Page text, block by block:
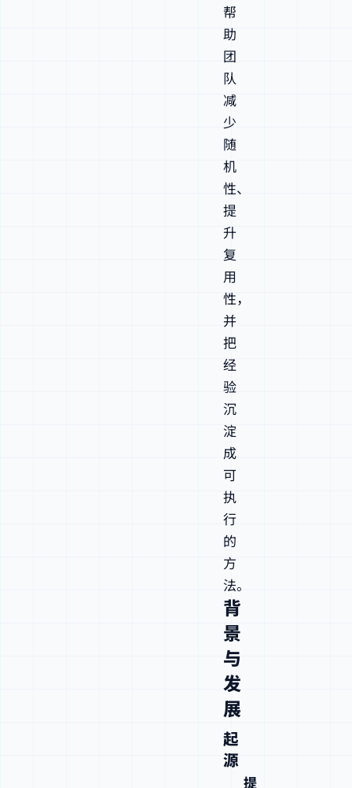
帮
助
团
队
减
少
随
机
性、
提
升
复
用
性，
并
把
经
验
沉
淀
成
可
执
行
的
方
法。
背
景
与
发
展
起
源
提